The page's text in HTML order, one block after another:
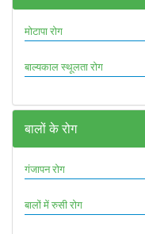
मोटापा रोग
बाल्यकाल स्थूलता रोग
बालों के रोग
गंजापन रोग
बालों में रुसी रोग